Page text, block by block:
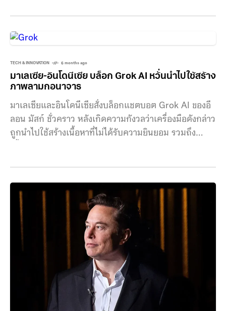
เคลื่อนไหวนี้ทำให้จีนก้าวนำหน้า Neuralink บริษัทของอี
อนุมัติสำหรับการใช้งานทั่วไป NEO เป็นอุปกรณ์ขนาดเล็ก
เท่าเหรียญ ออกแบบมาเพื่อช่วยผู้ป่วยอัมพาตและผู้ที่ได้รับ
บาดเจ็บไขสันหลังให้สามารถสื่อสารและควบคุมอุปกรณ์
ต่าง ๆ ผ่านสัญญาณจากสมอง จุดเด่นคือการวางอุปกรณ์ไว้
ระหว่างกะโหลกศีรษะกับผิวสมอง โดยไม่ต้องเจาะลึกเข้าไป
ในเนื้อสมองเหมือนแนวทางของ Neuralink ทำให้มีความ
TECH & INNOVATION 6 months ago
มาเลเซีย-อินโดนีเซีย บล็อก Grok AI หวั่นนำไปใช้สร้าง
ภาพลามกอนาจาร
มาเลเซียและอินโดนีเซียสั่งบล็อกแชตบอต Grok AI ของอี
ลอน มัสก์ ชั่วคราว หลังเกิดความกังวลว่าเครื่องมือดังกล่าว
ถูกนำไปใช้สร้างเนื้อหาที่ไม่ได้รับความยินยอม รวมถึง
ความเสี่ยงด้านเนื้อหาที่เกี่ยวข้องกับเครื่องมือ AI ดังกล่าว
ซึ่งการตัดสินใจนี้เกิดขึ้นเพียงหนึ่งวันหลังจากที่อินโดนีเซีย
สั่งระงับการเข้าถึง Grok ชั่วคราวด้วยเหตุผลในลักษณะ
เดียวกัน พร้อมเรียกผู้แทนของ X เข้าชี้แจง ความ
เคลื่อนไหวของประเทศในเอเชียตะวันออกเฉียงใต้เกิดขึ้น
หลังตรวจพบว่า ผู้ใช้บางรายนำ Grok ไปสร้างภาพ
deepfake ที่ไม่ได้รับความยินยอม รวมถึงภาพเด็กใน
ลักษณะไม่เหมาะสม ซึ่ง xAI